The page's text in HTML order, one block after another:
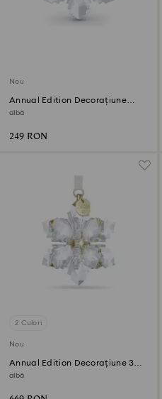
Nou
Annual Edition Decorațiune
Little Snowflake 2026
albă
249 RON
2 Culori
Nou
Annual Edition Decorațiune 3D
2026
albă